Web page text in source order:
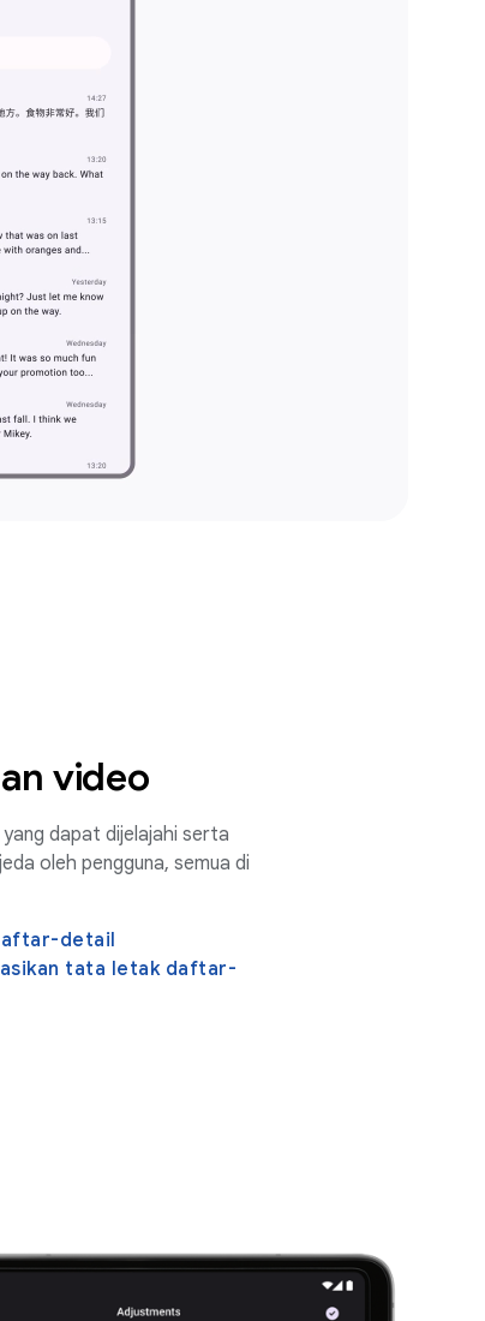
video
dapat dijelajahi serta
oleh pengguna, semua di
detail
tata letak daftar-